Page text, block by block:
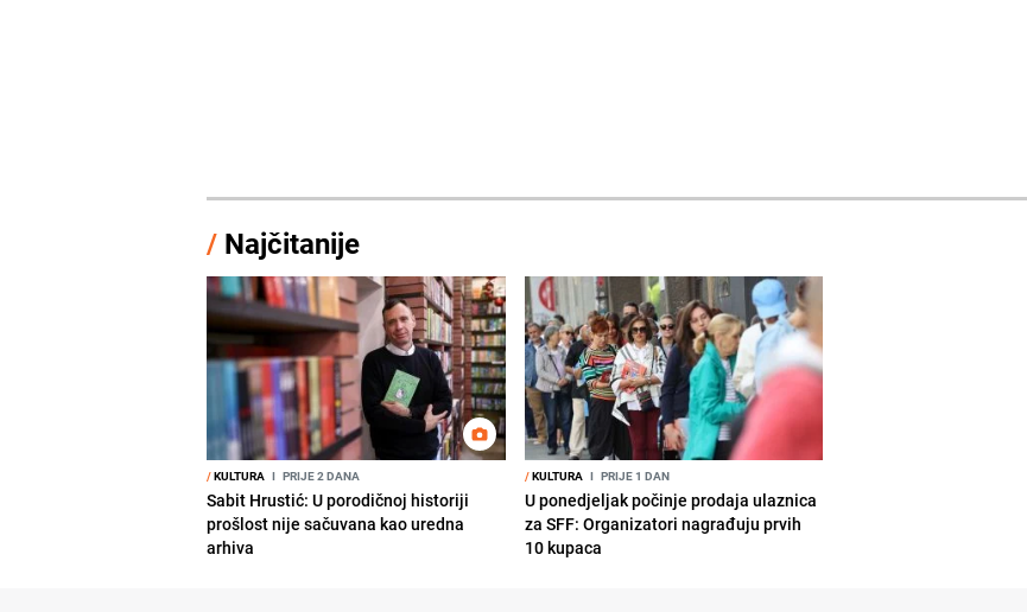
/ Najčitanije
/KULTURA I PRIJE 2 DANA
Sabit Hrustić: U porodičnoj historiji
prošlost nije sačuvana kao uredna
arhiva
/KULTURA I PRIJE 1 DAN
U ponedjeljak počinje prodaja ulaznica
za SFF: Organizatori nagrađuju prvih
10 kupaca